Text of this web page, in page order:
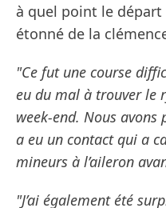
à quel point le
étonné de la
"Ce fut une course
eu du mal à trouver le
week-end. Nous
a eu un contact qui a
mineurs à l’aileron
"J’ai également été